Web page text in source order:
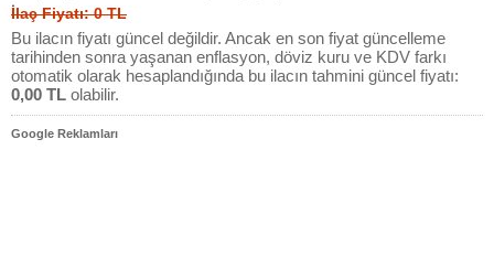
İlaç Fiyatı: 0 TL
Bu ilacın fiyatı güncel değildir. Ancak en son fiyat güncelleme
tarihinden sonra yaşanan enflasyon, döviz kuru ve KDV farkı
otomatik olarak hesaplandığında bu ilacın tahmini güncel fiyatı:
0,00 TL olabilir.
Google Reklamları